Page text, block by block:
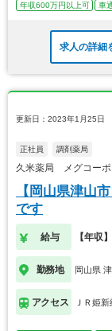
年収600万円以上可 車
求人の詳細
更新日：2023年1月25日
正社員 調剤薬局
久米薬局 メグコーポ
【岡山県津山
です
給与 【年収
勤務地 岡山県
アクセス ＪＲ姫